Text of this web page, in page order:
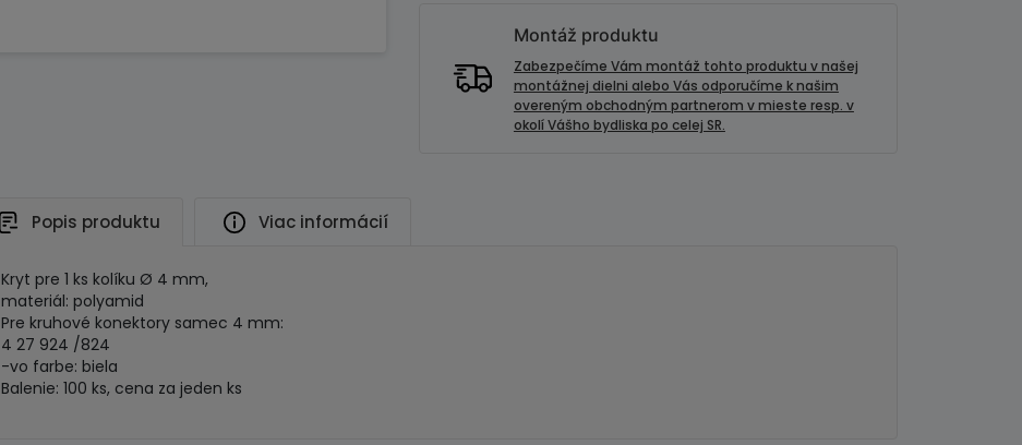
Montáž produktu
Zabezpečíme Vám montáž tohto produktu v našej
montážnej dielni alebo Vás odporučíme k našim
overeným obchodným partnerom v mieste resp. v
okolí Vášho bydliska po celej SR.
Popis produktu Viac informácií
Kryt pre 1 ks kolíku Ø 4 mm,
materiál: polyamid
Pre kruhové konektory samec 4 mm:
4 27 924 /824
-vo farbe: biela
Balenie: 100 ks, cena za jeden ks